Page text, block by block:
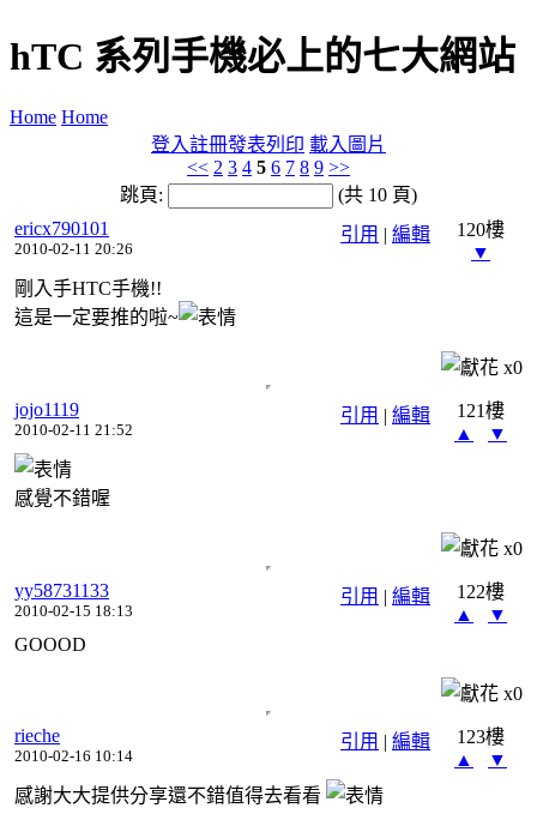
hTC 系列手機必上的七大網站
Home Home
登入註冊發表列印 載入圖片
<< 2 3 4 5 6 7 8 9 >>
跳頁:
(共 10 頁)
引用 | 編輯
ericx790101
2010-02-11 20:26
120樓
▼
剛入手HTC手機!!
這是一定要推的啦~
x0
引用 | 編輯
jojo1119
2010-02-11 21:52
121樓
▲
▼
感覺不錯喔
x0
引用 | 編輯
yy58731133
2010-02-15 18:13
122樓
▲
▼
GOOOD
x0
引用 | 編輯
rieche
2010-02-16 10:14
123樓
▲
▼
感謝大大提供分享還不錯值得去看看